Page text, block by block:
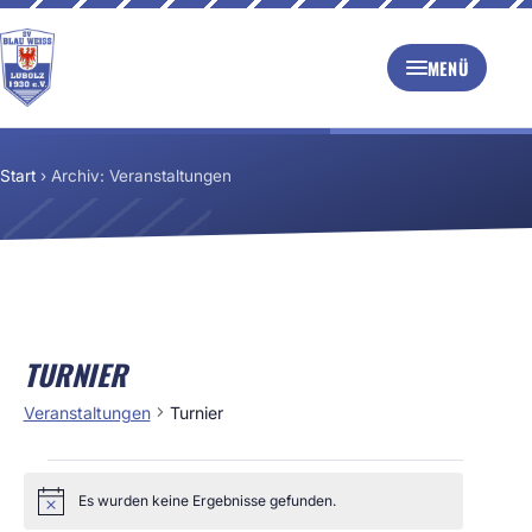
MENÜ
Start › Archiv: Veranstaltungen
TURNIER
Veranstaltungen Turnier
HinweisEs wurden keine Ergebnisse gefunden.